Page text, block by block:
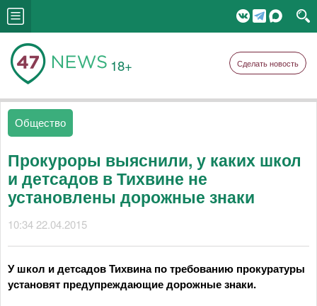
18+ Сделать новость
Общество
Прокуроры выяснили, у каких школ
и детсадов в Тихвине не
установлены дорожные знаки
10:34 22.04.2015
У школ и детсадов Тихвина по требованию прокуратуры
установят предупреждающие дорожные знаки.